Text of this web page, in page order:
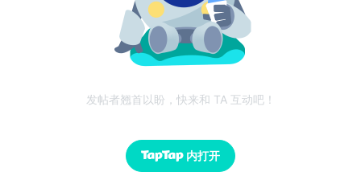
发帖者翘首以盼，快来和 TA 互动吧！
内打开